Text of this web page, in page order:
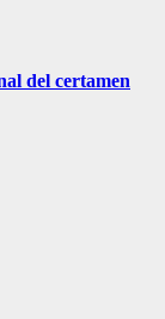
del certamen